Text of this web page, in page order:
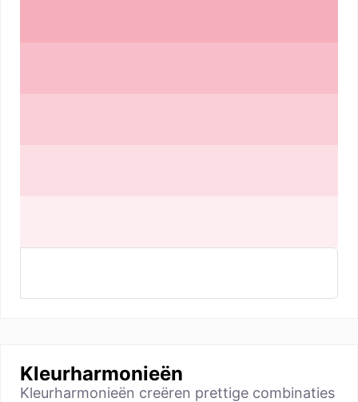
Kleurharmonieën
Kleurharmonieën creëren prettige combinaties